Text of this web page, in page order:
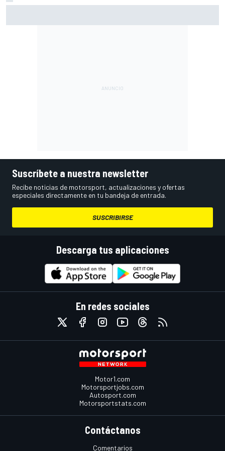
Suscríbete a nuestra newsletter
Recibe noticias de motorsport, actualizaciones y ofertas
especiales directamente en tu bandeja de entrada.
SUSCRIBIRSE
Descarga tus aplicaciones
En redes sociales
Motor1.com
Motorsportjobs.com
Autosport.com
Motorsportstats.com
Contáctanos
Comentarios